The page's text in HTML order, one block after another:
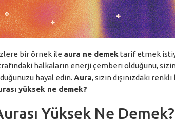
bir örnek ile aura ne demek tarif etmek
halkaların enerji çemberi olduğunu,
hayal edin.Aura, sizin dışınızdaki
yüksek ne demek?
Yüksek Ne Demek?